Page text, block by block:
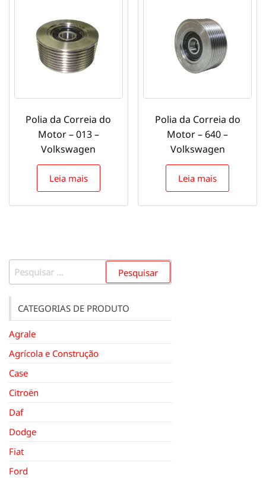
Polia da Correia do
Motor – 013 –
Volkswagen
Leia mais
Polia da Correia do
Motor – 640 –
Volkswagen
Leia mais
Pesquisar
CATEGORIAS DE PRODUTO
Agrale
Agrícola e Construção
Case
Citroën
Daf
Dodge
Fiat
Ford